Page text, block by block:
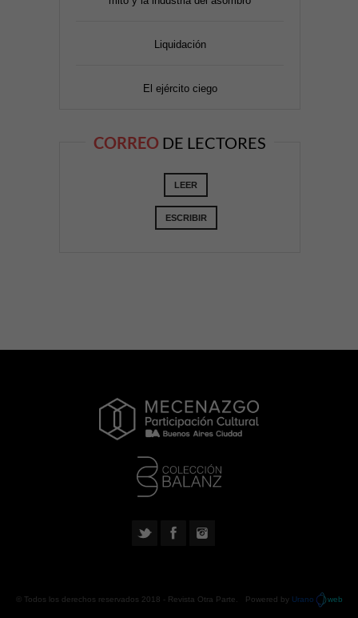
Liquidación
El ejército ciego
CORREO DE LECTORES
LEER
ESCRIBIR
© Todos los derechos reservados 2018 - Revista Otra Parte . Powered by Urano web